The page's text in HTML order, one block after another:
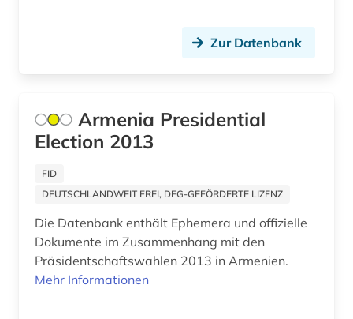
Zur Datenbank
Armenia Presidential
Election 2013
FID
DEUTSCHLANDWEIT FREI, DFG-GEFÖRDERTE LIZENZ
Die Datenbank enthält Ephemera und offizielle
Dokumente im Zusammenhang mit den
Präsidentschaftswahlen 2013 in Armenien.
Mehr Informationen